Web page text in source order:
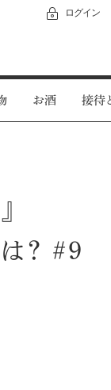
ログイン
お酒 接待
？ #9